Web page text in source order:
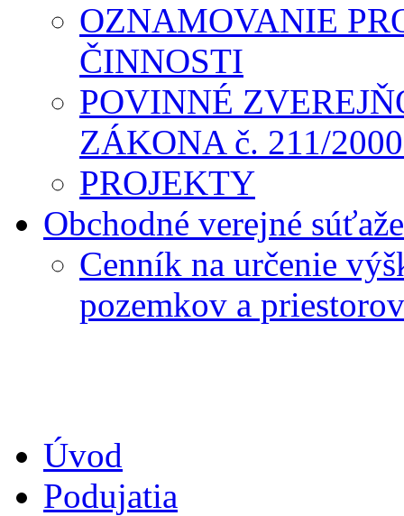
OZNAMOVANIE
ČINNOSTI
POVINNÉ
ZÁKONA č. 211/
PROJEKTY
Obchodné verejné súťaže
Cenník na určenie
pozemkov a priestorov
Úvod
Podujatia